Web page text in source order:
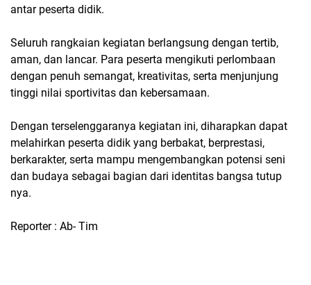
antar peserta didik.
Seluruh rangkaian kegiatan berlangsung dengan tertib,
aman, dan lancar. Para peserta mengikuti perlombaan
dengan penuh semangat, kreativitas, serta menjunjung
tinggi nilai sportivitas dan kebersamaan.
Dengan terselenggaranya kegiatan ini, diharapkan dapat
melahirkan peserta didik yang berbakat, berprestasi,
berkarakter, serta mampu mengembangkan potensi seni
dan budaya sebagai bagian dari identitas bangsa tutup
nya.
Reporter : Ab- Tim